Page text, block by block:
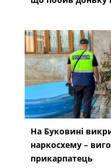
На Буковині
наркосхему –
прикарпатець